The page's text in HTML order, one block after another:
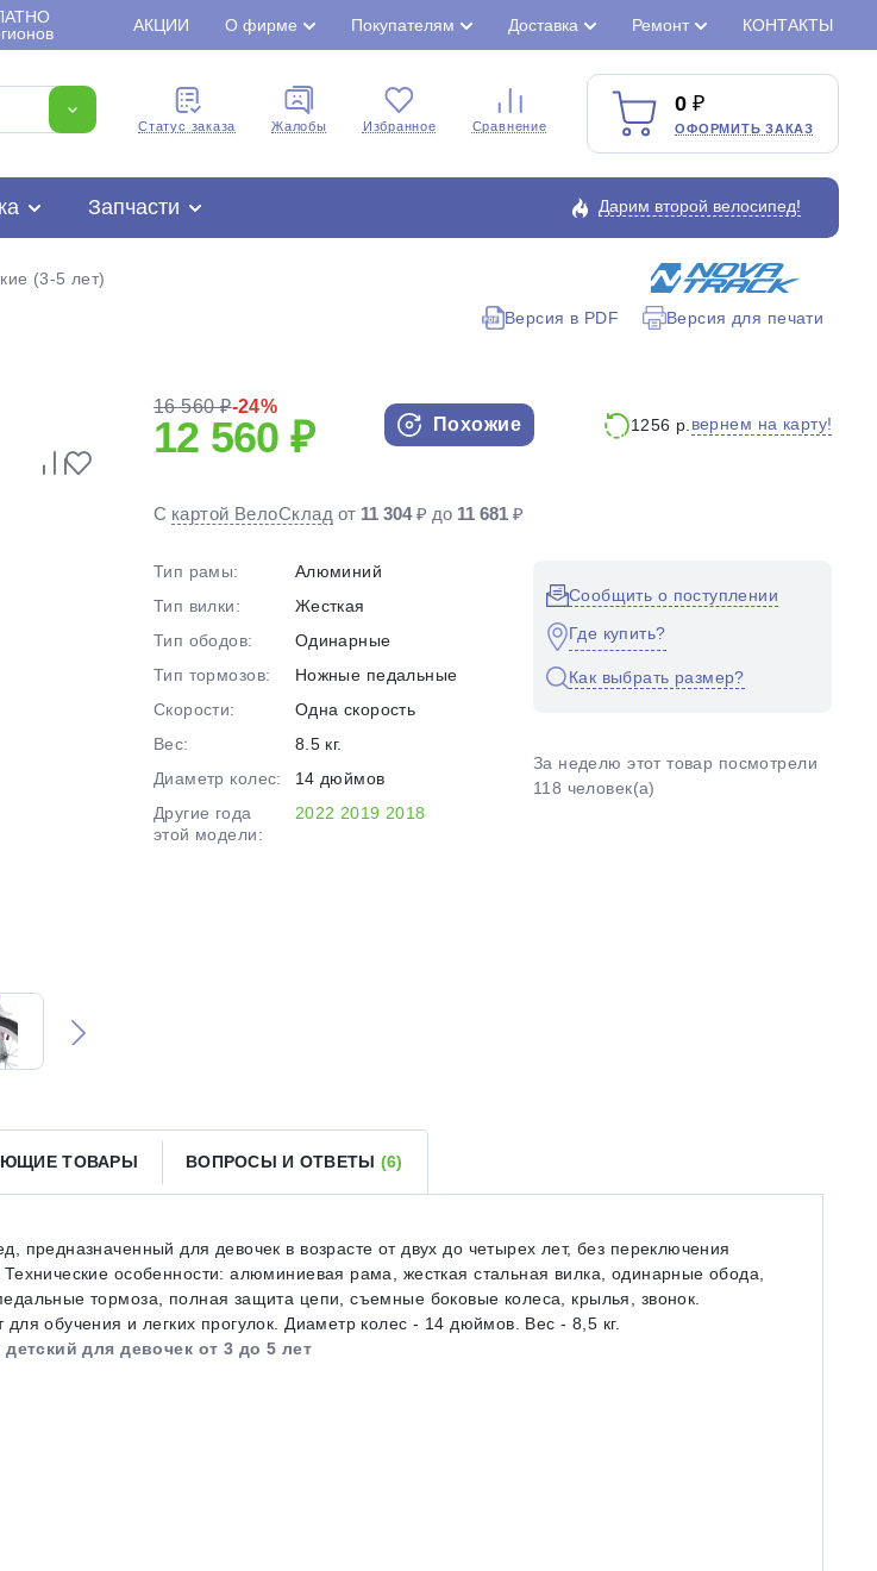
АКЦИИ О фирме Покупателям Доставка Ремонт КОНТАКТЫ
Cтатус заказа Жалобы Избранное Сравнение
0
ОФОРМИТЬ ЗАКАЗ
Запчасти Дарим второй велосипед!
(3-5 лет)
Версия в PDF Версия для печати
16 560 ₽-24%
12 560 ₽ Похожие 1256 р. вернем на карту!
С картой ВелоСклад от 11 304₽ до 11 681 ₽
Тип рамы:
Алюминий
Тип вилки:
Жесткая
Тип ободов:
Одинарные
Тип тормозов:
Ножные педальные
Скорости:
Одна скорость
Вес:
8.5 кг.
Диаметр колес:
14 дюймов
Другие года
этой модели:
2022 2019 2018
Сообщить о поступлении
Где купить?
Как выбрать размер?
За неделю этот товар посмотрели
118 человек(а)
ТОВАРЫ ВОПРОСЫ И ОТВЕТЫ (6)
предназначенный для девочек в возрасте от двух до четырех лет, без переключения
особенности: алюминиевая рама, жесткая стальная вилка, одинарные обода,
тормоза, полная защита цепи, съемные боковые колеса, крылья, звонок.
для обучения и легких прогулок. Диаметр колес - 14 дюймов. Вес - 8,5 кг.
детский для девочек от 3 до 5 лет
только
банка
% будутсписываться
Плайтом